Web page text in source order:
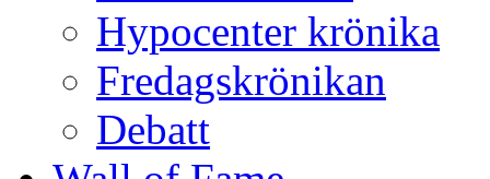
Hypocenter krönika
Fredagskrönikan
Debatt